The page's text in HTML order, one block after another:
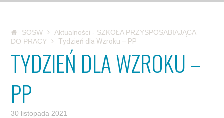
SOSW
Aktualności - SZKOŁA PRZYSPOSABIAJĄCA
DO PRACY
Tydzień dla Wzroku – PP
TYDZIEŃ DLA WZROKU –
PP
30 listopada 2021